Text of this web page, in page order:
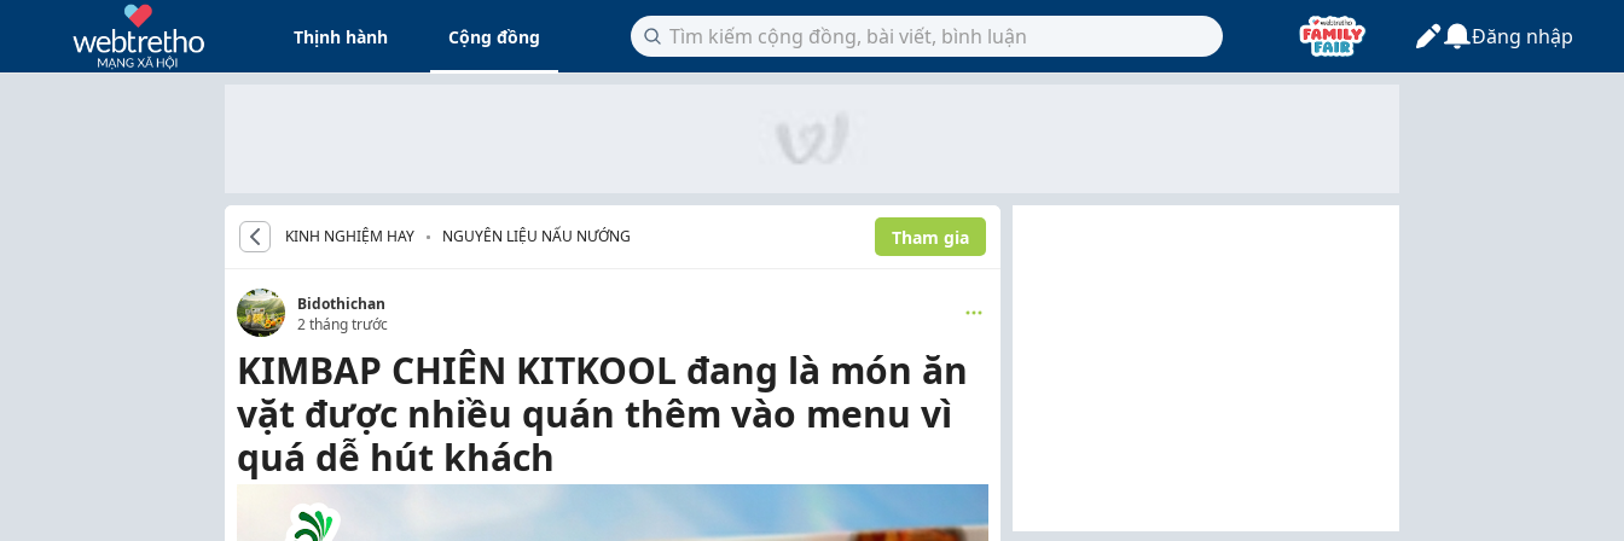
Thịnh hành Cộng đồng Đăng nhập
KINH NGHIỆM HAY NGUYÊN LIỆU NẤU NƯỚNG Tham gia
Bidothichan
2 tháng trước
KIMBAP CHIÊN KITKOOL đang là món ăn
vặt được nhiều quán thêm vào menu vì
quá dễ hút khách